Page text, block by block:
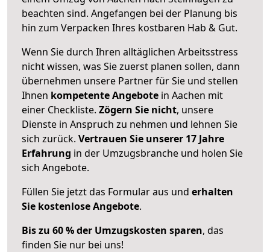
beachten sind. Angefangen bei der Planung bis
hin zum Verpacken Ihres kostbaren Hab & Gut.
Wenn Sie durch Ihren alltäglichen Arbeitsstress
nicht wissen, was Sie zuerst planen sollen, dann
übernehmen unsere Partner für Sie und stellen
Ihnen kompetente Angebote in Aachen mit
einer Checkliste. Zögern Sie nicht, unsere
Dienste in Anspruch zu nehmen und lehnen Sie
sich zurück. Vertrauen Sie unserer 17 Jahre
Erfahrung in der Umzugsbranche und holen Sie
sich Angebote.
Füllen Sie jetzt das Formular aus und erhalten
Sie kostenlose Angebote.
Bis zu 60 % der Umzugskosten sparen, das
finden Sie nur bei uns!